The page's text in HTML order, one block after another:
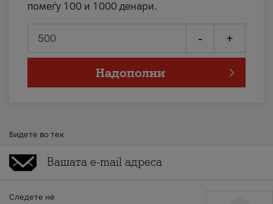
помеѓу 100 и 1000 денари.
- +
Надополни
Бидете во тек
Следете нè